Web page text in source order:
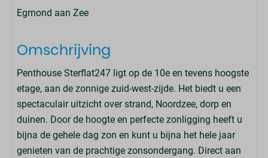
Egmond aan Zee
Omschrijving
Penthouse Sterflat247 ligt op de 10e en tevens hoogste
etage, aan de zonnige zuid-west-zijde. Het biedt u een
spectaculair uitzicht over strand, Noordzee, dorp en
duinen. Door de hoogte en perfecte zonligging heeft u
bijna de gehele dag zon en kunt u bijna het hele jaar
genieten van de prachtige zonsondergang. Direct aan